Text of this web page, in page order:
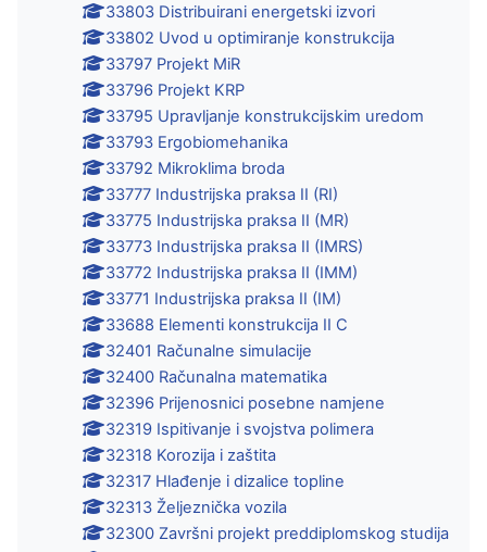
33803 Distribuirani energetski izvori
33802 Uvod u optimiranje konstrukcija
33797 Projekt MiR
33796 Projekt KRP
33795 Upravljanje konstrukcijskim uredom
33793 Ergobiomehanika
33792 Mikroklima broda
33777 Industrijska praksa II (RI)
33775 Industrijska praksa II (MR)
33773 Industrijska praksa II (IMRS)
33772 Industrijska praksa II (IMM)
33771 Industrijska praksa II (IM)
33688 Elementi konstrukcija II C
32401 Računalne simulacije
32400 Računalna matematika
32396 Prijenosnici posebne namjene
32319 Ispitivanje i svojstva polimera
32318 Korozija i zaštita
32317 Hlađenje i dizalice topline
32313 Željeznička vozila
32300 Završni projekt preddiplomskog studija